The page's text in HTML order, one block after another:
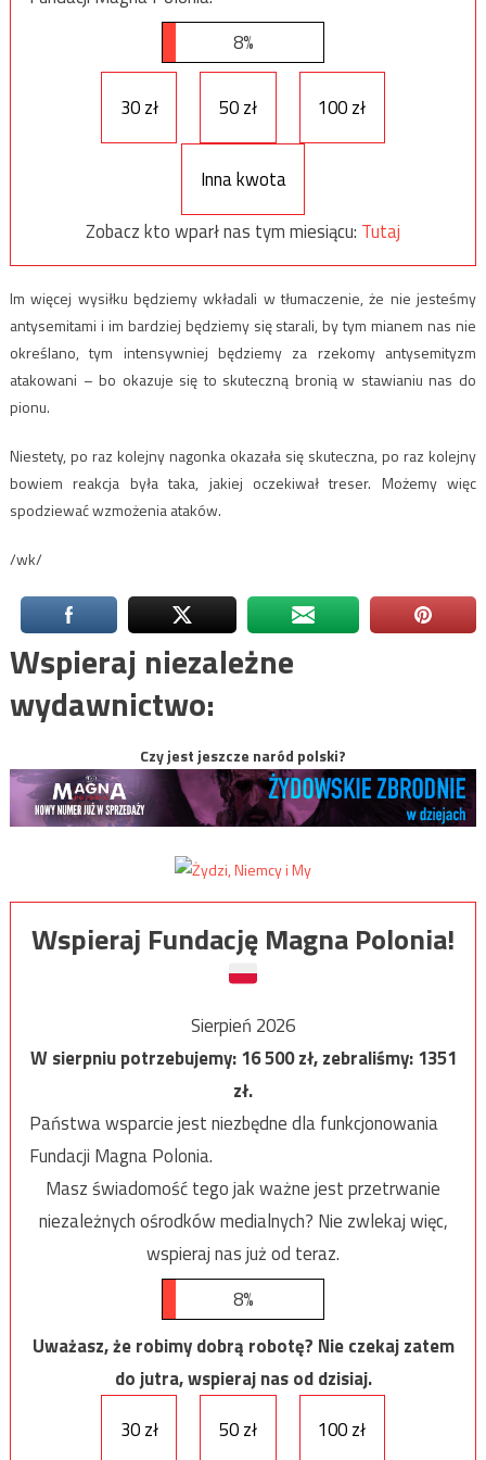
8%
30 zł 50 zł 100 zł
Inna kwota
Zobacz kto wparł nas tym miesiącu: Tutaj
Im więcej wysiłku będziemy wkładali w tłumaczenie, że nie jesteśmy
antysemitami i im bardziej będziemy się starali, by tym mianem nas nie
określano, tym intensywniej będziemy za rzekomy antysemityzm
atakowani – bo okazuje się to skuteczną bronią w stawianiu nas do
pionu.
Niestety, po raz kolejny nagonka okazała się skuteczna, po raz kolejny
bowiem reakcja była taka, jakiej oczekiwał treser. Możemy więc
spodziewać wzmożenia ataków.
/wk/
Wspieraj niezależne
wydawnictwo:
Czy jest jeszcze naród polski?
Wspieraj Fundację Magna Polonia!
Sierpień 2026
W sierpniu potrzebujemy:16 500zł, zebraliśmy:1351
zł.
Państwa wsparcie jest niezbędne dla funkcjonowania
Fundacji Magna Polonia.
Masz świadomość tego jak ważne jest przetrwanie
niezależnych ośrodków medialnych? Nie zwlekaj więc,
wspieraj nas już od teraz.
8%
Uważasz, że robimy dobrą robotę? Nie czekaj zatem
do jutra, wspieraj nas od dzisiaj.
30 zł
50 zł 100 zł